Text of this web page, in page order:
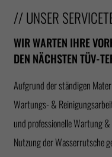
// UNSER
WIR WARTEN IHRE
DEN NÄCHSTEN TÜV-
Aufgrund der ständigen
Wartungs- &
und professionelle Wartung
Nutzung der Wasserrutsche